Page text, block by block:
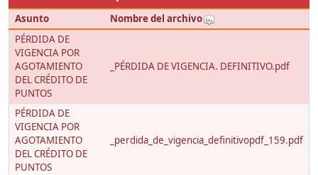
Asunto
Nombre del archivo
PÉRDIDA DE
VIGENCIA POR
AGOTAMIENTO
DEL CRÉDITO DE
PUNTOS
_PÉRDIDA DE VIGENCIA. DEFINITIVO.pdf
PÉRDIDA DE
VIGENCIA POR
AGOTAMIENTO
DEL CRÉDITO DE
PUNTOS
_perdida_de_vigencia_definitivopdf_159.pdf